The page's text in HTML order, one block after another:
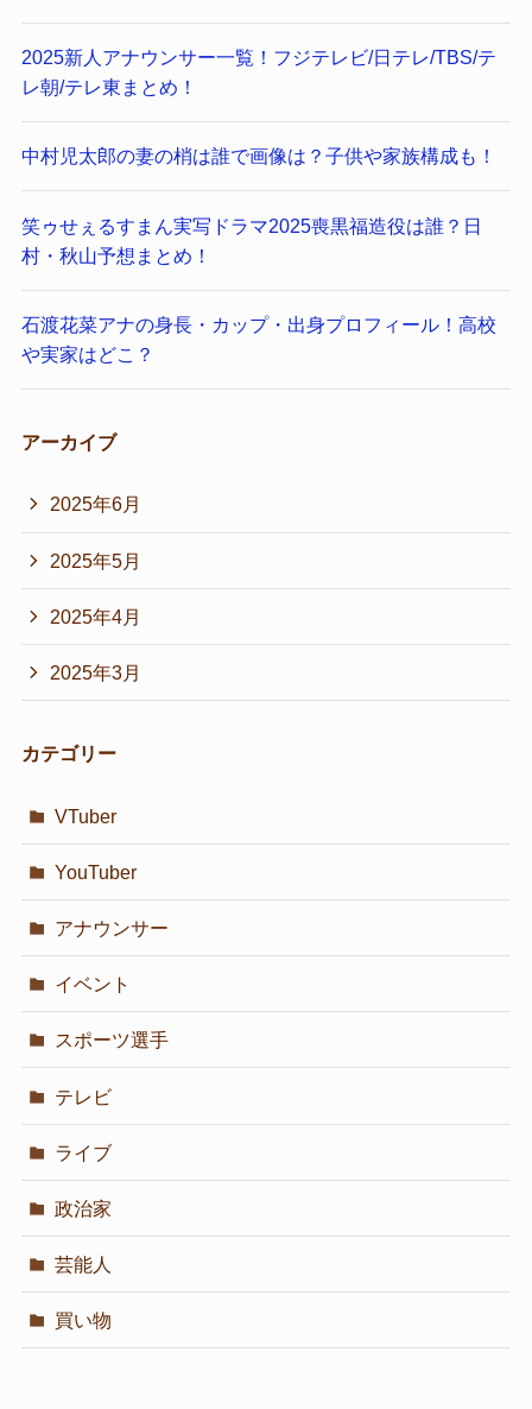
2025新人アナウンサー一覧！フジテレビ/日テレ/TBS/テ
レ朝/テレ東まとめ！
中村児太郎の妻の梢は誰で画像は？子供や家族構成も！
笑ゥせぇるすまん実写ドラマ2025喪黒福造役は誰？日
村・秋山予想まとめ！
石渡花菜アナの身長・カップ・出身プロフィール！高校
や実家はどこ？
アーカイブ
2025年6月
2025年5月
2025年4月
2025年3月
カテゴリー
VTuber
YouTuber
アナウンサー
イベント
スポーツ選手
テレビ
ライブ
政治家
芸能人
買い物